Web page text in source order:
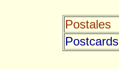
Postales
Postcards